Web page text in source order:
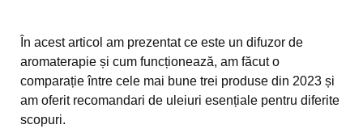
În acest articol am prezentat ce este un difuzor de
aromaterapie și cum funcționează, am făcut o
comparație între cele mai bune trei produse din 2023 și
am oferit recomandari de uleiuri esențiale pentru diferite
scopuri.